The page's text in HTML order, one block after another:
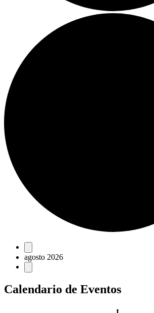
Eventos
agosto 2026
Calendario de Eventos